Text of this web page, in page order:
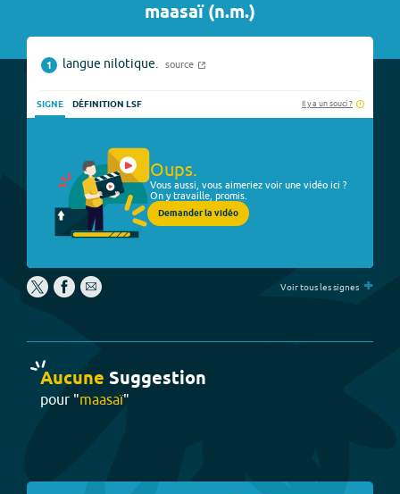
maasaï(n.m.)
1 langue nilotique. source
SIGNE DÉFINITION LSF Il y a un souci ?
Oups.
Vous aussi, vous aimeriez voir une vidéo ici ?
On y travaille, promis.
Demander la vidéo
Voir tous les signes +
Aucune Suggestion
pour "maasaï"